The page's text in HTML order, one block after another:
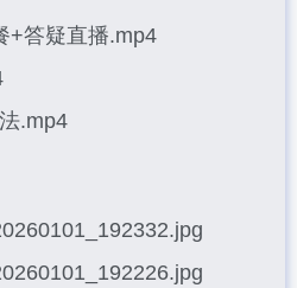
答疑直播.mp4
.mp4